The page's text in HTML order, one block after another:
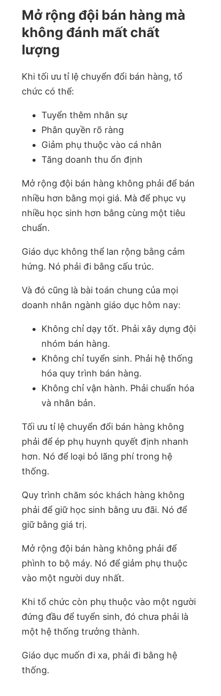
Mở rộng đội bán hàng mà
không đánh mất chất
lượng
Khi tối ưu tỉ lệ chuyển đổi bán hàng, tổ
chức có thể:
Tuyển thêm nhân sự
Phân quyền rõ ràng
Giảm phụ thuộc vào cá nhân
Tăng doanh thu ổn định
Mở rộng đội bán hàng không phải để bán
nhiều hơn bằng mọi giá. Mà để phục vụ
nhiều học sinh hơn bằng cùng một tiêu
chuẩn.
Giáo dục không thể lan rộng bằng cảm
hứng. Nó phải đi bằng cấu trúc.
Và đó cũng là bài toán chung của mọi
doanh nhân ngành giáo dục hôm nay:
Không chỉ dạy tốt. Phải xây dựng đội
nhóm bán hàng.
Không chỉ tuyển sinh. Phải hệ thống
hóa quy trình bán hàng.
Không chỉ vận hành. Phải chuẩn hóa
và nhân bản.
Tối ưu tỉ lệ chuyển đổi bán hàng không
phải để ép phụ huynh quyết định nhanh
hơn. Nó để loại bỏ lãng phí trong hệ
thống.
Quy trình chăm sóc khách hàng không
phải để giữ học sinh bằng ưu đãi. Nó để
giữ bằng giá trị.
Mở rộng đội bán hàng không phải để
phình to bộ máy. Nó để giảm phụ thuộc
vào một người duy nhất.
Khi tổ chức còn phụ thuộc vào một người
đứng đầu để tuyển sinh, đó chưa phải là
một hệ thống trưởng thành.
Giáo dục muốn đi xa, phải đi bằng hệ
thống.